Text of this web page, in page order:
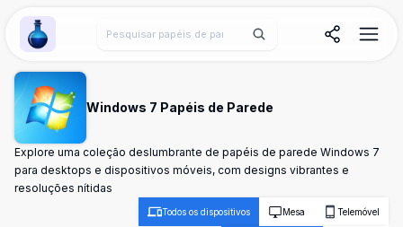
Wallpaper Alchemy
Windows 7 Papéis de Parede
Explore uma coleção deslumbrante de papéis de parede Windows 7
para desktops e dispositivos móveis, com designs vibrantes e
resoluções nítidas
Todos os dispositivos Mesa Telemóvel